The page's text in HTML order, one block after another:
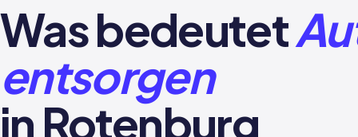
Was bedeutet
entsorgen
in Rotenburg